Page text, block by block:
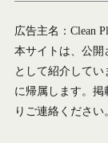
広告主名：Clean
本サイトは、公開
として紹介して
に帰属します。
りご連絡ください。